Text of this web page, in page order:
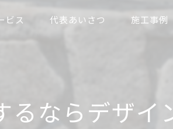
ビス 代表あいさつ 施工事例
ならデザイ